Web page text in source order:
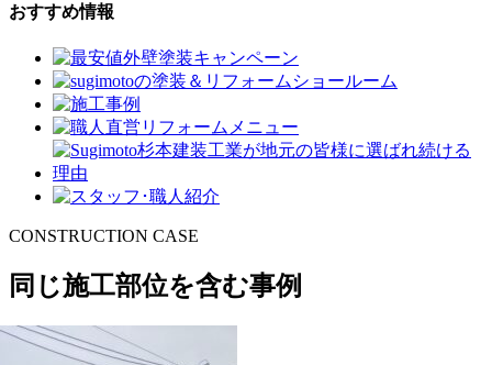
おすすめ情報
CONSTRUCTION CASE
同じ施工部位を含む事例